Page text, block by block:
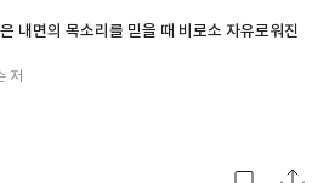
해도, 작가가 젊은 날의 자신의 자전적
았을 것이라고 생각한다. 작품 속의
던 세이노는 작가의 마음속에서도 살아
슨은 <자기신뢰>에서 남을 모방하지 말
대적으로 믿어야 한다고 했다. 외부의 영
자신의 길을 가라고 말이다. 이 책에서는
쥐고 있는 한, 그 사람은 어디에 있든 길
있다. 타인의 만들어주는 내가 아닌 내가
하다는 말을 하고 있다. 이 책은 자기계
내면의 목소리를 믿을 때 비로소 자유로워진
저